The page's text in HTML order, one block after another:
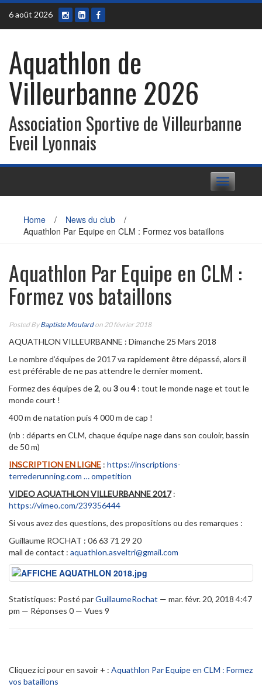
Skip
content
6 août 2026
Aquathlon de
Villeurbanne 2026
Association Sportive de Villeurbanne
Eveil Lyonnais
Toggle
navigation
Home / News du club
/
Aquathlon Par Equipe en CLM : Formez vos bataillons
Aquathlon Par Equipe en CLM :
Formez vos bataillons
Posted ByBaptiste Moulardon 20 février 2018
AQUATHLON VILLEURBANNE : Dimanche 25 Mars 2018
Le nombre d’équipes de 2017 va rapidement être dépassé, alors il
est préférable de ne pas attendre le dernier moment.
Formez des équipes de2, ou 3ou 4 : tout le monde nage et tout le
monde court !
400 m de natation puis 4 000 m de cap !
(nb : départs en CLM, chaque équipe nage dans son couloir, bassin
de 50 m)
INSCRIPTION EN LIGNE : https://inscriptions-
terrederunning.com … ompetition
VIDEO AQUATHLON VILLEURBANNE 2017:
https://vimeo.com/239356444
Si vous avez des questions, des propositions ou des remarques :
Guillaume ROCHAT : 06 63 71 29 20
mail de contact : aquathlon.asveltri@gmail.com
Statistiques: Posté parGuillaumeRochat — mar. févr. 20, 2018 4:47
pm — Réponses 0 — Vues 9
Cliquez ici pour en savoir + : Aquathlon Par Equipe en CLM : Formez
vos bataillons